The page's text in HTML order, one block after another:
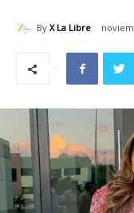
By X La Libre